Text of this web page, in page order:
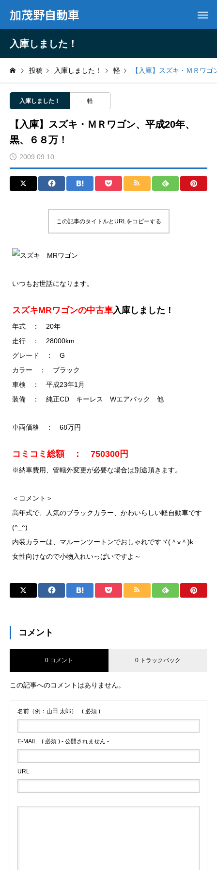
加茂野自動車
入庫しました！
投稿 入庫しました！ 軽 【入庫】スズキ・ＭＲワ
入庫しました！ 軽
【入庫】スズキ・ＭＲワゴン、平成20年、
黒、６８万！
2009.09.10
この記事のタイトルとURLをコピーする
いつもお世話になります。
スズキMRワゴンの中古車入庫しました！
年式 ： 20年
走行 ： 28000km
グレード ： G
カラー ： ブラック
車検 ： 平成23年1月
装備 ： 純正CD キーレス Wエアバック 他
車両価格 ： 68万円
コミコミ総額 ： 750300円
※納車費用、管轄外変更が必要な場合は別途頂きます。
＜コメント＞
高年式で、人気のブラックカラー、かわいらしい軽自動車です
(^_^)
内装カラーは、マルーンツートンでおしゃれですヾ(＾v＾)k
女性向けなので小物入れいっぱいですよ～
コメント
0 コメント 0 トラックバック
この記事へのコメントはありません。
名前（例：山田 太郎） ( 必須 )
E-MAIL ( 必須 ) - 公開されません -
URL